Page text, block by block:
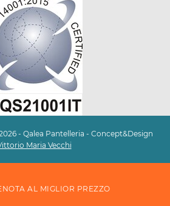
- Qalea Pantelleria - Concept&Design
Maria Vecchi
AL MIGLIOR PREZZO